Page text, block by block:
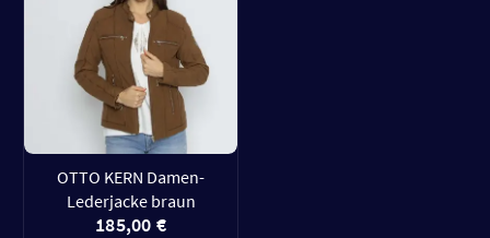
OTTO KERN Damen-
Lederjacke braun
185,00 €